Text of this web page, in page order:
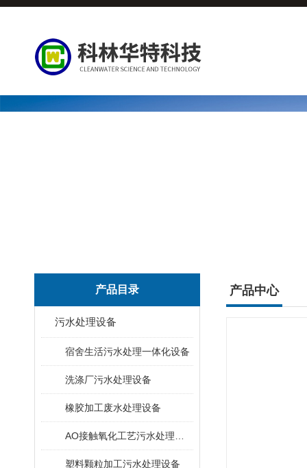
产品目录
污水处理设备
宿舍生活污水处理一体化设备
洗涤厂污水处理设备
橡胶加工废水处理设备
塑料颗粒加工污水处理设备
产品中心